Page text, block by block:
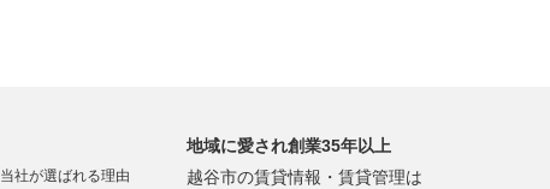
当社が選ばれる理由
地域に愛され創業35年以上
越谷市の賃貸情報・賃貸管理は